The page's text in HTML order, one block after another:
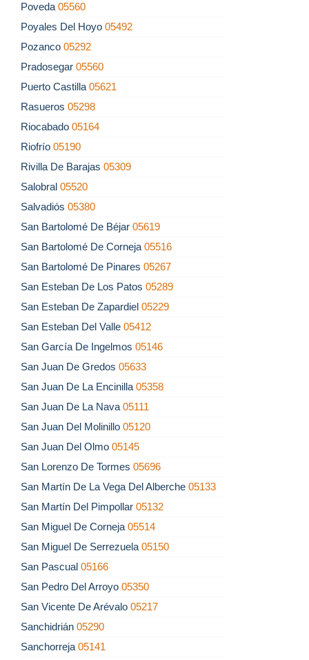
Poveda 05560
Poyales Del Hoyo 05492
Pozanco 05292
Pradosegar 05560
Puerto Castilla 05621
Rasueros 05298
Riocabado 05164
Riofrío 05190
Rivilla De Barajas 05309
Salobral 05520
Salvadiós 05380
San Bartolomé De Béjar 05619
San Bartolomé De Corneja 05516
San Bartolomé De Pinares 05267
San Esteban De Los Patos 05289
San Esteban De Zapardiel 05229
San Esteban Del Valle 05412
San García De Ingelmos 05146
San Juan De Gredos 05633
San Juan De La Encinilla 05358
San Juan De La Nava 05111
San Juan Del Molinillo 05120
San Juan Del Olmo 05145
San Lorenzo De Tormes 05696
San Martín De La Vega Del Alberche 05133
San Martín Del Pimpollar 05132
San Miguel De Corneja 05514
San Miguel De Serrezuela 05150
San Pascual 05166
San Pedro Del Arroyo 05350
San Vicente De Arévalo 05217
Sanchidrián 05290
Sanchorreja 05141